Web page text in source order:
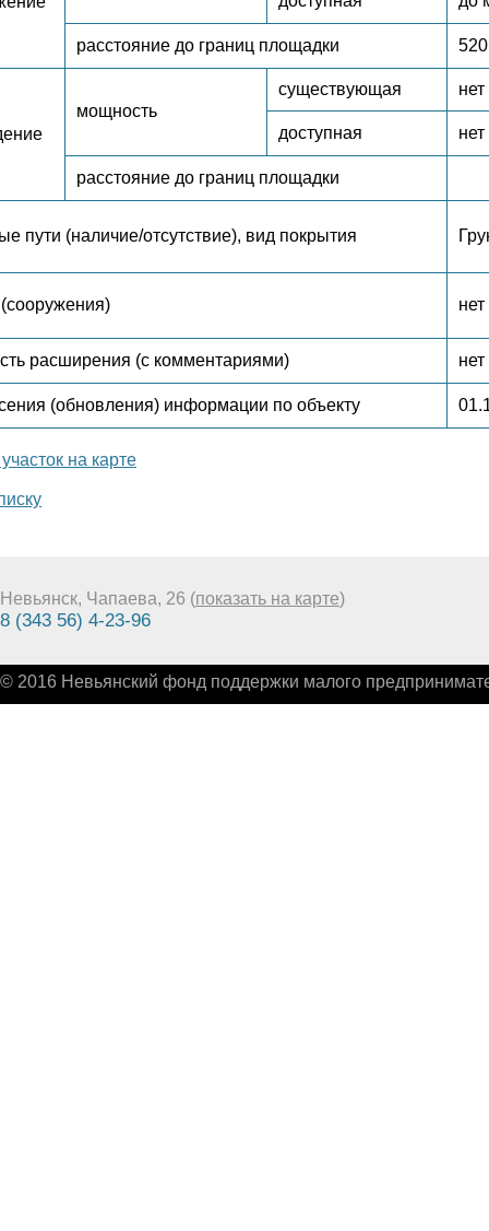
расстояние до границ площадки
мощность
существующая нет
доступная нет
расстояние до границ площадки
пути (наличие/отсутствие), вид покрытия
нет
расширения (с комментариями) нет
(обновления) информации по объекту
на карте
Невьянск, Чапаева, 26 (показать на карте)
8 (343 56) 4-23-96
© 2016 Невьянский фонд поддержки малого